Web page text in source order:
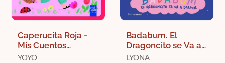
Caperucita Roja -
Mis Cuentos
Clásicos con
YOYO
Badabum. El
Dragoncito se Va a
Dormir. Libro con
LYONA